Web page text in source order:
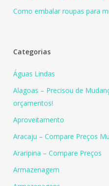
Como embalar roupas para
Categorias
Águas Lindas
Alagoas – Precisou de
orçamentos!
Aproveitamento
Aracaju – Compare Preços
Araripina – Compare Preços
Armazenagem